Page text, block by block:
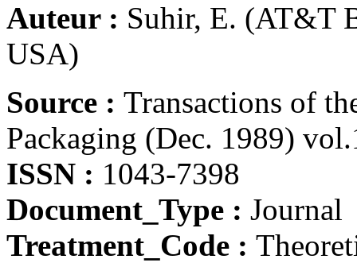
Auteur : Suhir, E. (AT&T
USA)
Source : Transactions of
Packaging (Dec. 1989)
ISSN : 1043-7398
Document_Type : Journal
Treatment_Code :